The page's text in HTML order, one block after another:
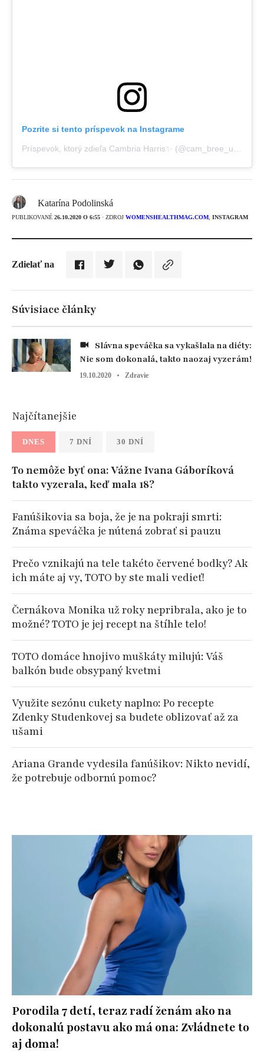
Pozrite si tento príspevok na Instagrame
Katarína Podolinská
PUBLIKOVANÉ 26.10.2020 O 6:55 · ZDROJ WOMENSHEALTHMAG.COM INSTAGRAM
Zdielať na
Súvisiace články
Nie som dokonalá, takto naozaj vyzerám!
19.10.2020 Zdravie
Najčítanejšie
DNES 7 DNÍ 30 DNÍ
To nemôže byť ona: Vážne Ivana Gáboríková
takto vyzerala, keď mala 18?
Fanúšikovia sa boja, že je na pokraji smrti:
Známa speváčka je nútená zobrať si pauzu
Prečo vznikajú na tele takéto červené bodky? Ak
ich máte aj vy, TOTO by ste mali vedieť!
Černákova Monika už roky nepribrala, ako je to
možné? TOTO je jej recept na štíhle telo!
TOTO domáce hnojivo muškáty milujú: Váš
balkón bude obsypaný kvetmi
Využite sezónu cukety naplno: Po recepte
Zdenky Studenkovej sa budete oblizovať až za
ušami
Ariana Grande vydesila fanúšikov: Nikto nevidí,
že potrebuje odbornú pomoc?
Porodila 7 detí, teraz radí ženám ako na
dokonalú postavu ako má ona: Zvládnete to
aj doma!